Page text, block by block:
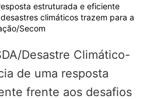
estruturada e eficiente
climáticos trazem para a
Secom
Desastre Climático-
de uma resposta
frente aos desafios